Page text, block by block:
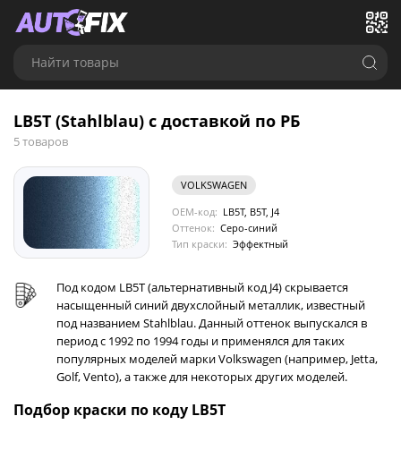
Найти товары
LB5T (Stahlblau) с доставкой по РБ
5 товаров
VOLKSWAGEN
OEM-код: LB5T, B5T, J4
Оттенок: Серо-синий
Тип краски: Эффектный
Под кодом LB5T (альтернативный код J4) скрывается
насыщенный синий двухслойный металлик, известный
под названием Stahlblau. Данный оттенок выпускался в
период с 1992 по 1994 годы и применялся для таких
популярных моделей марки Volkswagen (например, Jetta,
Golf, Vento), а также для некоторых других моделей.
Подбор краски по коду LB5T